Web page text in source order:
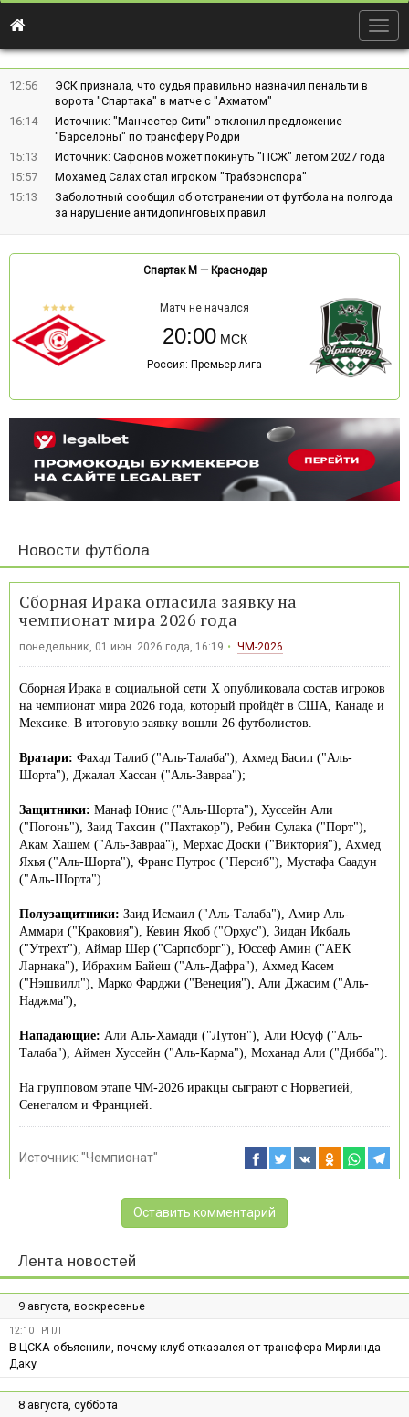
12:56
ЭСК признала, что судья правильно назначил пенальти в
ворота "Спартака" в матче с "Ахматом"
16:14
Источник: "Манчестер Сити" отклонил предложение
"Барселоны" по трансферу Родри
15:13
Источник: Сафонов может покинуть "ПСЖ" летом 2027 года
15:57
Мохамед Салах стал игроком "Трабзонспора"
15:13
Заболотный сообщил об отстранении от футбола на полгода
за нарушение антидопинговых правил
Спартак М — Краснодар
Матч не начался
20:00
Россия: Премьер-лига
Новости футбола
Сборная Ирака огласила заявку на
чемпионат мира 2026 года
понедельник, 01 июн. 2026 года, 16:19 ЧМ-2026
Сборная Ирака в социальной сети Х опубликовала состав игроков
на чемпионат мира 2026 года, который пройдёт в США, Канаде и
Мексике. В итоговую заявку вошли 26 футболистов.
Вратари: Фахад Талиб ("Аль-Талаба"), Ахмед Басил ("Аль-
Шорта"), Джалал Хассан ("Аль-Завраа");
Защитники: Манаф Юнис ("Аль-Шорта"), Хуссейн Али
("Погонь"), Заид Тахсин ("Пахтакор"), Ребин Сулака ("Порт"),
Акам Хашем ("Аль-Завраа"), Мерхас Доски ("Виктория"), Ахмед
Яхья ("Аль-Шорта"), Франс Путрос ("Персиб"), Мустафа Саадун
("Аль-Шорта").
Полузащитники: Заид Исмаил ("Аль-Талаба"), Амир Аль-
Аммари ("Краковия"), Кевин Якоб ("Орхус"), Зидан Икбаль
("Утрехт"), Аймар Шер ("Сарпсборг"), Юссеф Амин ("АЕК
Ларнака"), Ибрахим Байеш ("Аль-Дафра"), Ахмед Касем
("Нэшвилл"), Марко Фарджи ("Венеция"), Али Джасим ("Аль-
Наджма");
Нападающие: Али Аль-Хамади ("Лутон"), Али Юсуф ("Аль-
Талаба"), Аймен Хуссейн ("Аль-Карма"), Моханад Али ("Дибба").
На групповом этапе ЧМ-2026 иракцы сыграют с Норвегией,
Сенегалом и Францией.
Источник: "Чемпионат"
Оставить комментарий
Лента новостей
9 августа, воскресенье
12:10 РПЛ
В ЦСКА объяснили, почему клуб отказался от трансфера Мирлинда
Даку
8 августа, суббота